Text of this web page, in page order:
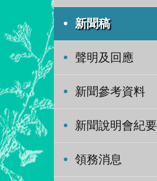
新聞稿
聲明及回應
新聞參考資料
新聞說明會紀要
領務消息